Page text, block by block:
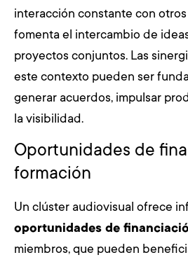
interacción constante con
fomenta el intercambio de
proyectos conjuntos. Las
este contexto pueden ser
generar acuerdos, impulsar
la visibilidad.
Oportunidades de
formación
Un clúster audiovisual ofrece
oportunidades de
miembros, que pueden